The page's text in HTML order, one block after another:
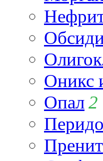
Оникс
Опал2
Пренит